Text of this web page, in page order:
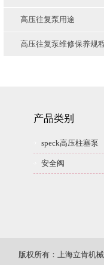
高压往复泵用途
高压往复泵维修保养规
产品类别
speck高压柱塞泵
安全阀
版权所有：上海立肯机